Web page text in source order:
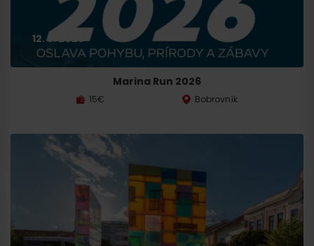
12. 8. 2026
Marina Run 2026
15€ Bobrovník